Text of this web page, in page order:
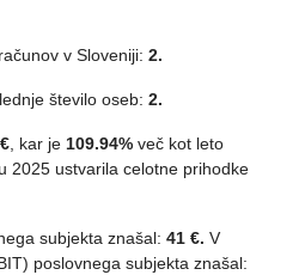
v Sloveniji: 2.
število oseb: 2.
, kar je 109.94% več kot leto
2025 ustvarila celotne prihodke
subjekta znašal: 41 €. V
poslovnega subjekta znašal: